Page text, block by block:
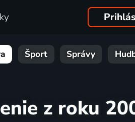
Šport Správy
z roku